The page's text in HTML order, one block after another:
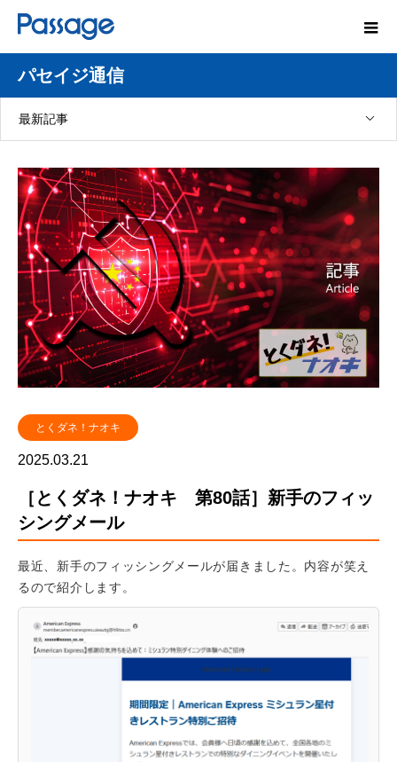
パセイジ通信
最新記事
とくダネ！ナオキ
2025.03.21
［とくダネ！ナオキ 第80話］新手のフィッ
シングメール
最近、新手のフィッシングメールが届きました。内容が笑え
るので紹介します。